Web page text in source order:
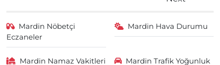
Mardin Nöbetçi
Eczaneler
Mardin Hava Durumu
Mardin Namaz Vakitleri
Mardin Trafik Yoğunluk